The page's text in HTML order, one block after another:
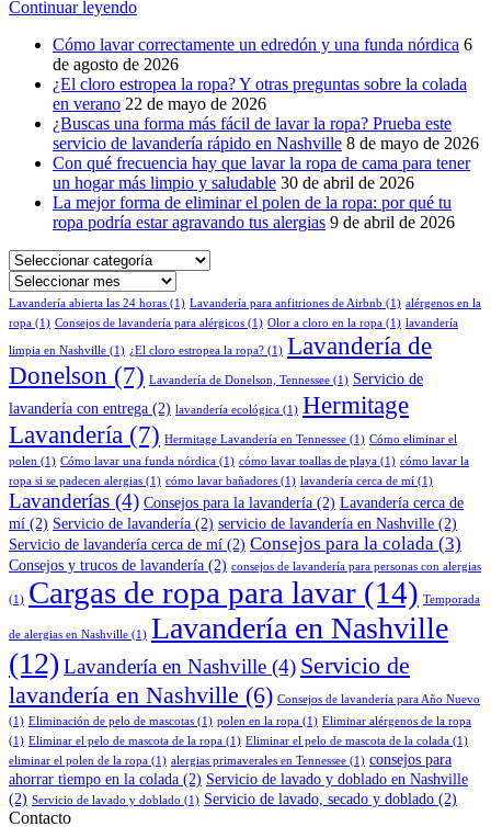
Continuar leyendo
Cómo lavar correctamente un edredón y una funda nórdica 6
de agosto de 2026
¿El cloro estropea la ropa? Y otras preguntas sobre la colada
en verano 22 de mayo de 2026
¿Buscas una forma más fácil de lavar la ropa? Prueba este
servicio de lavandería rápido en Nashville 8 de mayo de 2026
Con qué frecuencia hay que lavar la ropa de cama para tener
un hogar más limpio y saludable 30 de abril de 2026
La mejor forma de eliminar el polen de la ropa: por qué tu
ropa podría estar agravando tus alergias 9 de abril de 2026
Seleccionar
categoría
Archivos
Lavandería abierta las 24 horas (1) Lavandería para anfitriones de Airbnb (1) alérgenos en la
ropa (1) Consejos de lavandería para alérgicos (1) Olor a cloro en la ropa (1) lavandería
limpia en Nashville (1) ¿El cloro estropea la ropa? (1) Lavandería de
Donelson (7) Lavandería de Donelson, Tennessee (1) Servicio de
lavandería con entrega (2) lavandería ecológica (1) Hermitage
Lavandería (7) Hermitage Lavandería en Tennessee (1) Cómo eliminar el
polen (1) Cómo lavar una funda nórdica (1) cómo lavar toallas de playa (1) cómo lavar la
ropa si se padecen alergias (1) cómo lavar bañadores (1) lavandería cerca de mí (1)
Lavanderías (4) Consejos para la lavandería (2) Lavandería cerca de
mí (2) Servicio de lavandería (2) servicio de lavandería en Nashville (2)
Servicio de lavandería cerca de mí (2) Consejos para la colada (3)
Consejos y trucos de lavandería (2) consejos de lavandería para personas con alergias
(1) Cargas de ropa para lavar (14) Temporada
de alergias en Nashville (1) Lavandería en Nashville
(12) Lavandería en Nashville (4) Servicio de
lavandería en Nashville (6) Consejos de lavandería para Año Nuevo
(1) Eliminación de pelo de mascotas (1) polen en la ropa (1) Eliminar alérgenos de la ropa
(1) Eliminar el pelo de mascota de la ropa (1) Eliminar el pelo de mascota de la colada (1)
eliminar el polen de la ropa (1) alergias primaverales en Tennessee (1) consejos para
ahorrar tiempo en la colada (2) Servicio de lavado y doblado en Nashville
(2) Servicio de lavado y doblado (1) Servicio de lavado, secado y doblado (2)
Contacto